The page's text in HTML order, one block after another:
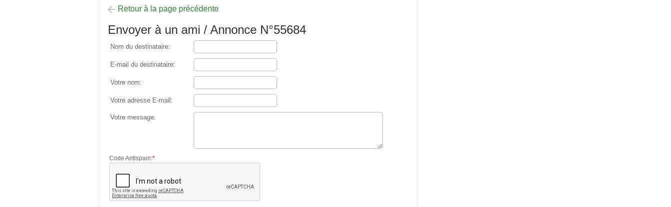
Retour à la page précédente
Envoyer à un ami / Annonce N°55684
Nom du destinataire:
E-mail du destinataire:
Votre nom:
Votre adresse E-mail:
Votre message:
Code Antispam:*